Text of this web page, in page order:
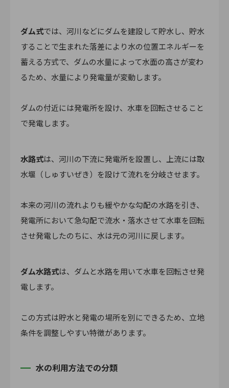
ダム式では、河川などにダムを建設して貯水し、貯水
することで生まれた落差により水の位置エネルギーを
蓄える方式で、ダムの水量によって水面の高さが変わ
るため、水量により発電量が変動します。
ダムの付近には発電所を設け、水車を回転させること
で発電します。
水路式は、河川の下流に発電所を設置し、上流には取
水堰（しゅすいぜき）を設けて流れを分岐させます。
本来の河川の流れよりも緩やかな勾配の水路を引き、
発電所において急勾配で流水・落水させて水車を回転
させ発電したのちに、水は元の河川に戻します。
ダム水路式は、ダムと水路を用いて水車を回転させ発
電します。
この方式は貯水と発電の場所を別にできるため、立地
条件を調整しやすい特徴があります。
水の利用方法での分類